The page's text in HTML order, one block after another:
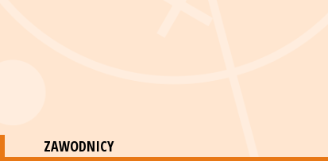
ZAWODNICY